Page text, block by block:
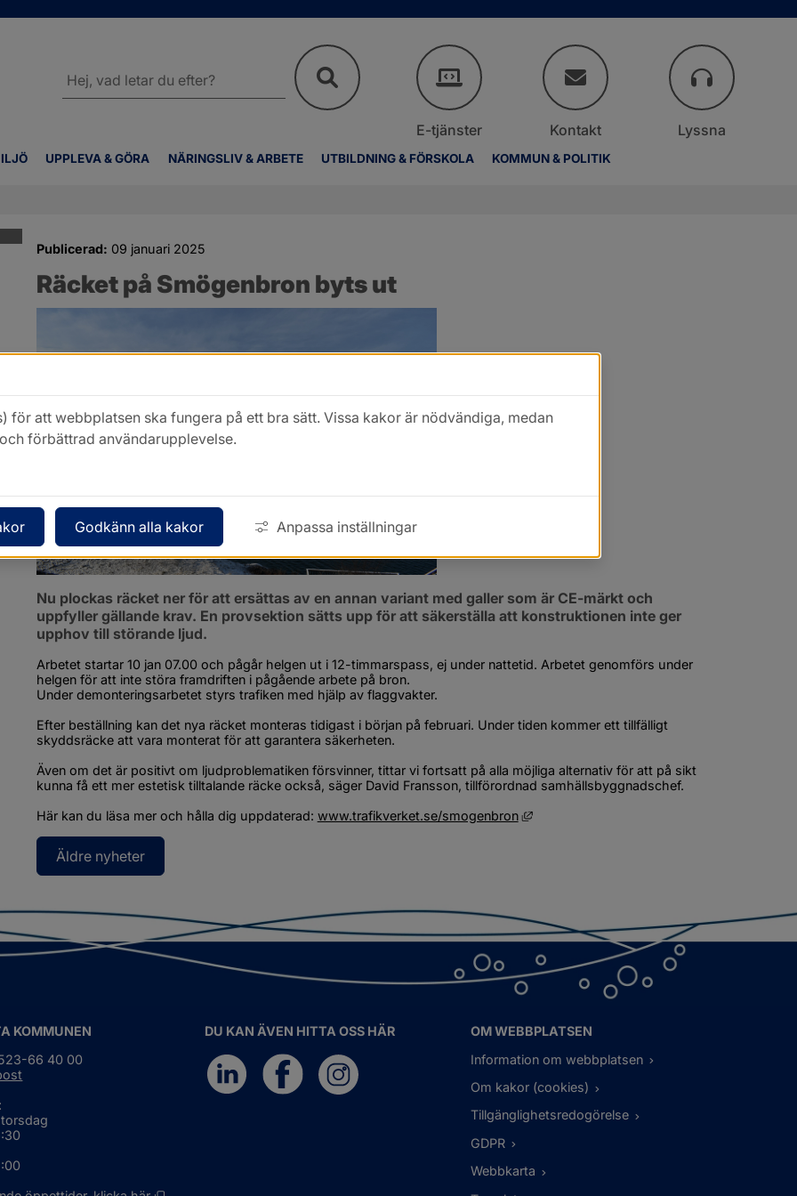
UPPLEVA & GÖRA NÄRINGSLIV & ARBETE UTBILDNING & FÖRSKOLA KOMMUN & POLITIK
webbplatsen
E-tjänster Kontakt Lyssna
Publicerad: 09 januari 2025
Räcket på Smögenbron byts ut
Nu plockas räcket ner för att ersättas av en annan variant med galler som är CE-märkt och
uppfyller gällande krav. En provsektion sätts upp för att säkerställa att konstruktionen inte ger
upphov till störande ljud.
Arbetet startar 10 jan 07.00 och pågår helgen ut i 12-timmarspass, ej under nattetid. Arbetet genomförs under
helgen för att inte störa framdriften i pågående arbete på bron.
Under demonteringsarbetet styrs trafiken med hjälp av flaggvakter.
Efter beställning kan det nya räcket monteras tidigast i början på februari. Under tiden kommer ett tillfälligt
skyddsräcke att vara monterat för att garantera säkerheten.
Även om det är positivt om ljudproblematiken försvinner, tittar vi fortsatt på alla möjliga alternativ för att på sikt
kunna få ett mer estetisk tilltalande räcke också, säger David Fransson, tillförordnad samhällsbyggnadschef.
Här kan du läsa mer och hålla dig uppdaterad: www.trafikverket.se/smogenbron Länk till annan webbplats, öppnas i nytt
Äldre nyheter
KOMMUNEN
66 40 00
DU KAN ÄVEN HITTA OSS HÄR
OM WEBBPLATSEN
Information om webbplatsen
Om kakor (cookies)
Tillgänglighetsredogörelse
GDPR
Webbkarta
för att webbplatsen ska fungera på ett bra sätt. Vissa kakor är nödvändiga, medan
förbättrad användarupplevelse.
Godkänn alla kakor Anpassa inställningar